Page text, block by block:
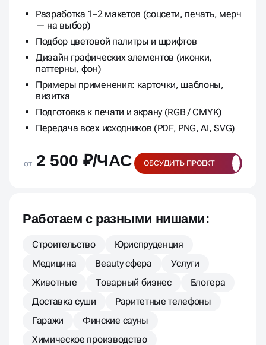
Разработка 1–2 макетов (соцсети, печать, мерч
— на выбор)
Подбор цветовой палитры и шрифтов
Дизайн графических элементов (иконки,
паттерны, фон)
Примеры применения: карточки, шаблоны,
визитка
Подготовка к печати и экрану (RGB / CMYK)
Передача всех исходников (PDF, PNG, AI, SVG)
от 2 500 ₽/ЧАС ОБСУДИТЬ ПРОЕКТ
Работаем с разными нишами:
Строительство
Юриспруденция
Медицина
Beauty сфера
Услуги
Животные
Товарный бизнес
Блогера
Доставка суши
Раритетные телефоны
Гаражи
Финские сауны
Химическое производство